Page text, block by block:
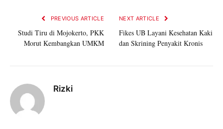
PREVIOUS ARTICLE
Studi Tiru di Mojokerto, PKK
Morut Kembangkan UMKM
NEXT ARTICLE
Fikes UB Layani Kesehatan Kaki
dan Skrining Penyakit Kronis
Rizki